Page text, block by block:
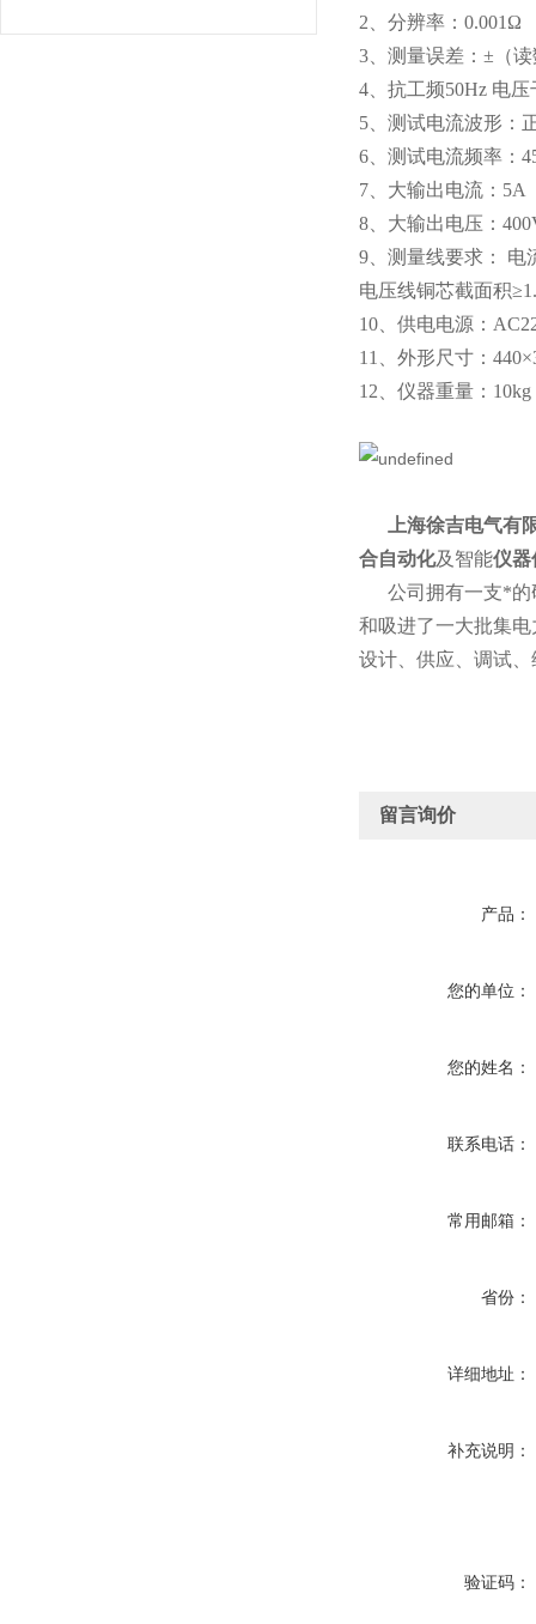
2、分辨率：0.001Ω
3、测量误差：±（
4、抗工频50Hz 电
5、测试电流波形：
6、测试电流频率：
7、大输出电流：5A
8、大输出电压：
9、测量线要求： 电
电压线铜芯截面积
10、供电电源：
11、外形尺寸：
12、仪器重量：10kg
上海徐吉电气有
合自动化及智能仪器
公司拥有一支*的
和吸进了一大批集
设计、供应、调试
留言询价
产品：
您的单位：
您的姓名：
联系电话：
常用邮箱：
省份：
详细地址：
补充说明：
验证码：